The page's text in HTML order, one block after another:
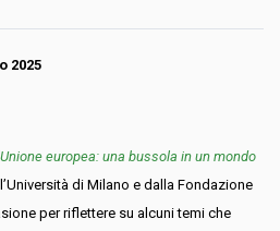
2025
europea: una bussola in un mondo
di Milano e dalla Fondazione
per riflettere su alcuni temi che